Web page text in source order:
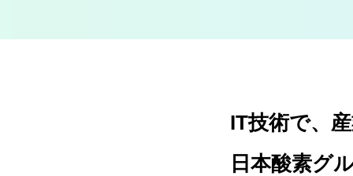
IT技術で、
日本酸素グ